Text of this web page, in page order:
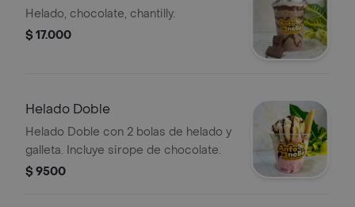
Helado, chocolate, chantilly.
$ 17.000
Helado Doble
Helado Doble con 2 bolas de helado y
galleta. Incluye sirope de chocolate.
$ 9500